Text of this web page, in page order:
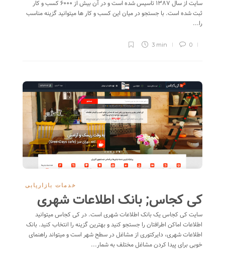
سایت از سال ۱۳۸۷ تاسیس شده است و در آن بیش از ۶۰۰۰ کسب و کار
ثبت شده است. با جستجو در میان این کسب و کار ها میتوانید گزینه مناسب
را...
0
3 min
خدمات بازاریابی
کی کجاس; بانک اطلاعات شهری
سایت کی کجاس یک بانک اطلاعات شهری است. در کی کجاس میتوانید
اطلاعات اماکن اطرافتان را جستجو کنید و بهترین گزینه را انتخاب کنید. بانک
اطلاعات شهری، دایرکتوری از مشاغل در سطح شهر است و میتواند راهنمای
خوبی برای پیدا کردن مشاغل مختلف به شمار...